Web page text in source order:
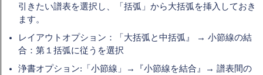
引きたい譜表を選択し、
「括弧」から大括弧を挿入しておき
ます。
レイアウトオプション：「大括弧と中括弧』 → 小節線の結
合：第１括弧に従うを選択
浄書オプション:「小節線」→『小節線を結合』→ 譜表間の